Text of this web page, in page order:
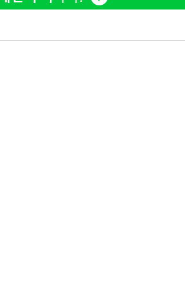
4
차가원 "○○○
5
용산어린이정원